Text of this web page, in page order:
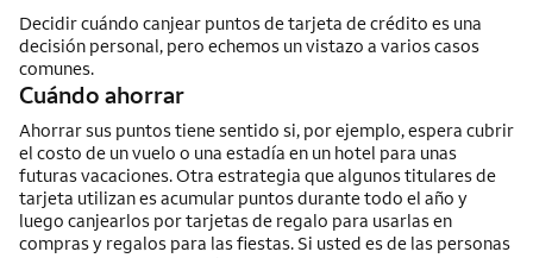
Decidir cuándo canjear puntos de tarjeta de crédito es una
decisión personal, pero echemos un vistazo a varios casos
comunes.
Cuándo ahorrar
Ahorrar sus puntos tiene sentido si, por ejemplo, espera cubrir
el costo de un vuelo o una estadía en un hotel para unas
futuras vacaciones. Otra estrategia que algunos titulares de
tarjeta utilizan es acumular puntos durante todo el año y
luego canjearlos por tarjetas de regalo para usarlas en
compras y regalos para las fiestas. Si usted es de las personas